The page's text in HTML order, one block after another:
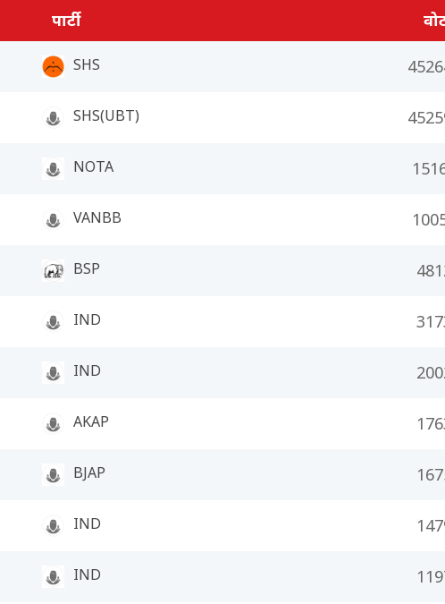
पार्टी
SHS
SHS(UBT)
NOTA
VANBB
BSP
IND
IND
AKAP
BJAP
IND
IND